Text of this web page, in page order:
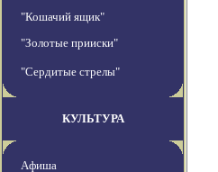
"Кошачий ящик"
"Золотые прииски"
"Сердитые стрелы"
КУЛЬТУРА
Афиша